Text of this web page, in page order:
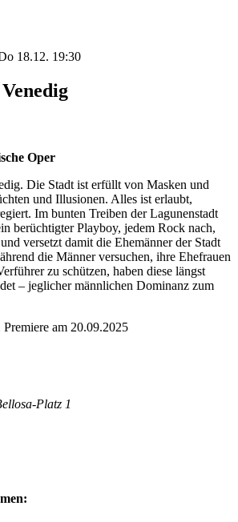
18.12. 19:30
Oper
Die Stadt ist erfüllt von Masken und
und Illusionen. Alles ist erlaubt,
Im bunten Treiben der Lagunenstadt
berüchtigter Playboy, jedem Rock nach,
versetzt damit die Ehemänner der Stadt
die Männer versuchen, ihre Ehefrauen
zu schützen, haben diese längst
– jeglicher männlichen Dominanz zum
Premiere am 20.09.2025
Platz 1